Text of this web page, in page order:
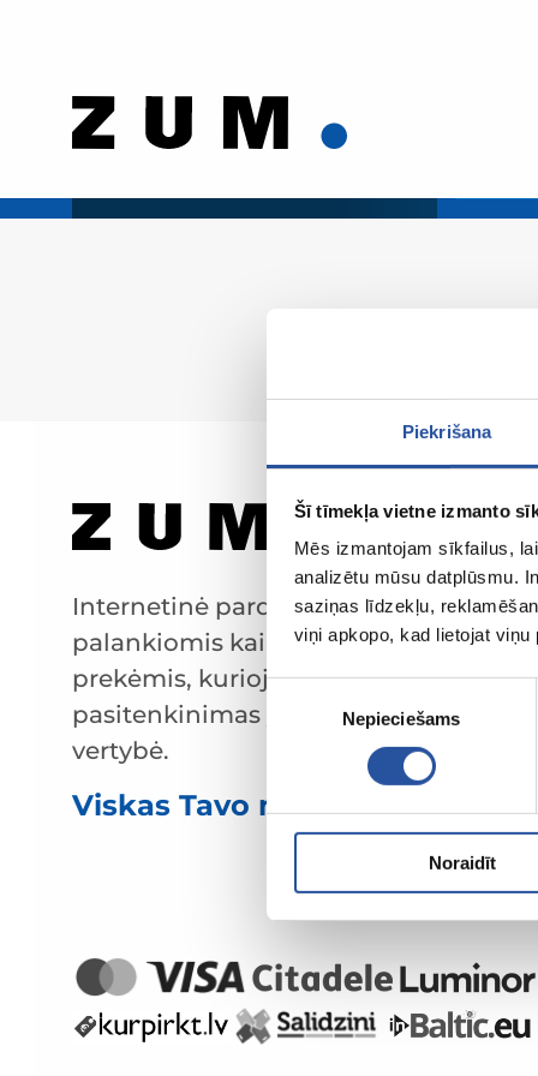
Piekrišana
Šī tīmekļa vietne izmanto
Mēs izmantojam sīkfailus,
analizētu mūsu datplūsmu.
saziņas līdzekļu,
viņi apkopo, kad lietojat viņu
Piekrišanas
Nepieciešams
Noraidīt
Internetinė parduotuvė su
palankiomis kainomis ir kokybiškomis
prekėmis, kurioje klientų
pasitenkinimas yra mūsų pagrindinė
vertybė.
Viskas Tavo namams ir sodui!